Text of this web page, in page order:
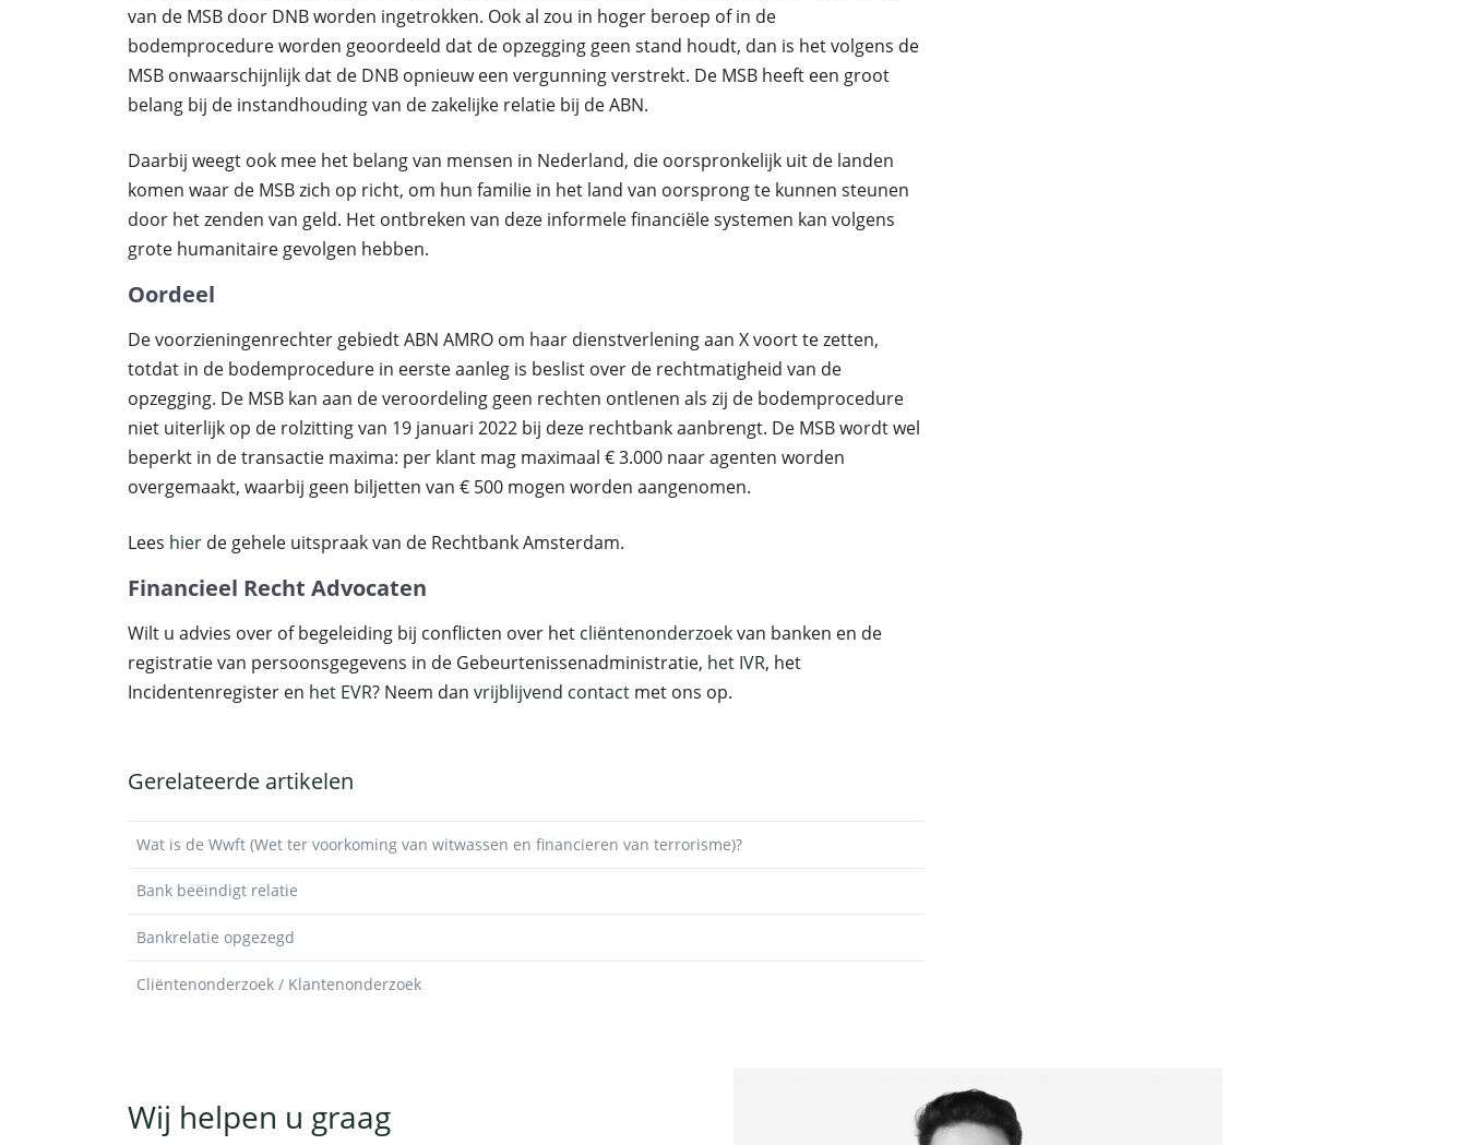
van de MSB door DNB worden ingetrokken. Ook al zou in hoger beroep of in de
bodemprocedure worden geoordeeld dat de opzegging geen stand houdt, dan is het volgens de
MSB onwaarschijnlijk dat de DNB opnieuw een vergunning verstrekt. De MSB heeft een groot
belang bij de instandhouding van de zakelijke relatie bij de ABN.
Daarbij weegt ook mee het belang van mensen in Nederland, die oorspronkelijk uit de landen
komen waar de MSB zich op richt, om hun familie in het land van oorsprong te kunnen steunen
door het zenden van geld. Het ontbreken van deze informele financiële systemen kan volgens
grote humanitaire gevolgen hebben.
Oordeel
De voorzieningenrechter gebiedt ABN AMRO om haar dienstverlening aan X voort te zetten,
totdat in de bodemprocedure in eerste aanleg is beslist over de rechtmatigheid van de
opzegging. De MSB kan aan de veroordeling geen rechten ontlenen als zij de bodemprocedure
niet uiterlijk op de rolzitting van 19 januari 2022 bij deze rechtbank aanbrengt. De MSB wordt wel
beperkt in de transactie maxima: per klant mag maximaal € 3.000 naar agenten worden
overgemaakt, waarbij geen biljetten van € 500 mogen worden aangenomen.
Lees hier de gehele uitspraak van de Rechtbank Amsterdam.
Financieel Recht Advocaten
Wilt u advies over of begeleiding bij conflicten over het cliëntenonderzoekvan banken en de
registratie van persoonsgegevens in de Gebeurtenissenadministratie, het IVR, het
Incidentenregister en het EVR? Neem dan vrijblijvend contact met ons op.
Gerelateerde artikelen
Wat is de Wwft (Wet ter voorkoming van witwassen en financieren van terrorisme)?
Bank beëindigt relatie
Bankrelatie opgezegd
Cliëntenonderzoek / Klantenonderzoek
Wij helpen u graag